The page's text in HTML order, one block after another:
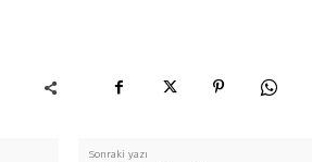
Sonraki yazı